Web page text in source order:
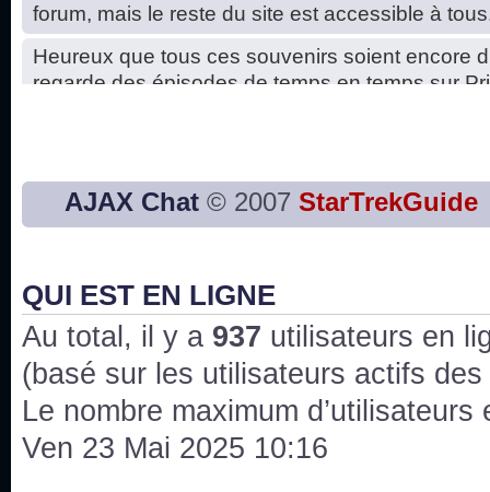
forum, mais le reste du site est accessible à
Heureux que tous ces souvenirs soient encore
regarde des épisodes de temps en temps sur
Bon, 2020, ça n'a pas trop marché. JE vous
issus des saisons 6; 7 et 8 !
Bonne année 2020 !
Bonne année 2019 !
Joyeux Noël !
AJAX Chat © 2007 StarTrekGuide
QUI EST EN LIGNE
Au total, il y a 937 utilisateurs en
(basé sur les utilisateurs actifs
Le nombre maximum
Ven 23 Mai 2025 10:16